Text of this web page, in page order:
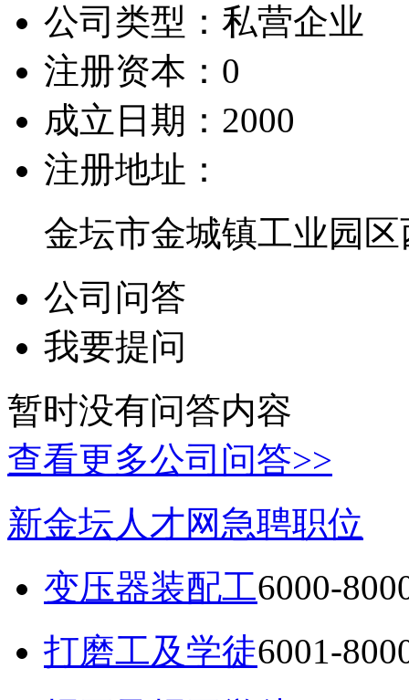
公司类型： 私营企业
注册资本： 0
成立日期： 2000
注册地址：
金坛市金城镇工业园
公司问答
我要提问
暂时没有问答内容
查看更多公司问答>>
新金坛人才网急聘职位
变压器装配工6000-
打磨工及学徒6001-